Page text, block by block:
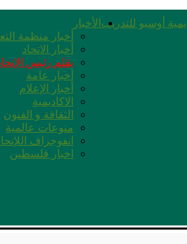
أوسبو للتدريب الأخبار
أخبار منظمة
أخبار الاتحاد
بقلم رئيس
أخبار عامة
أخبار الإعلام
الاكاديمية
الثقافة و الفنون
منوعات عالمية
انفوجراف
اخبار فلسطين